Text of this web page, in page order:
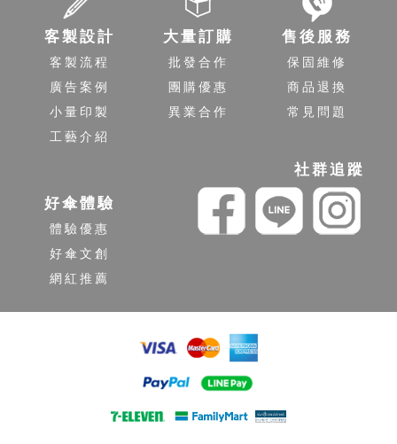
客製設計
客製流程
廣告案例
小量印製
工藝介紹
大量訂購
批發合作
團購優惠
異業合作
售後服務
保固維修
商品退換
常見問題
好傘體驗
體驗優惠
好傘文創
網紅推薦
社群追蹤